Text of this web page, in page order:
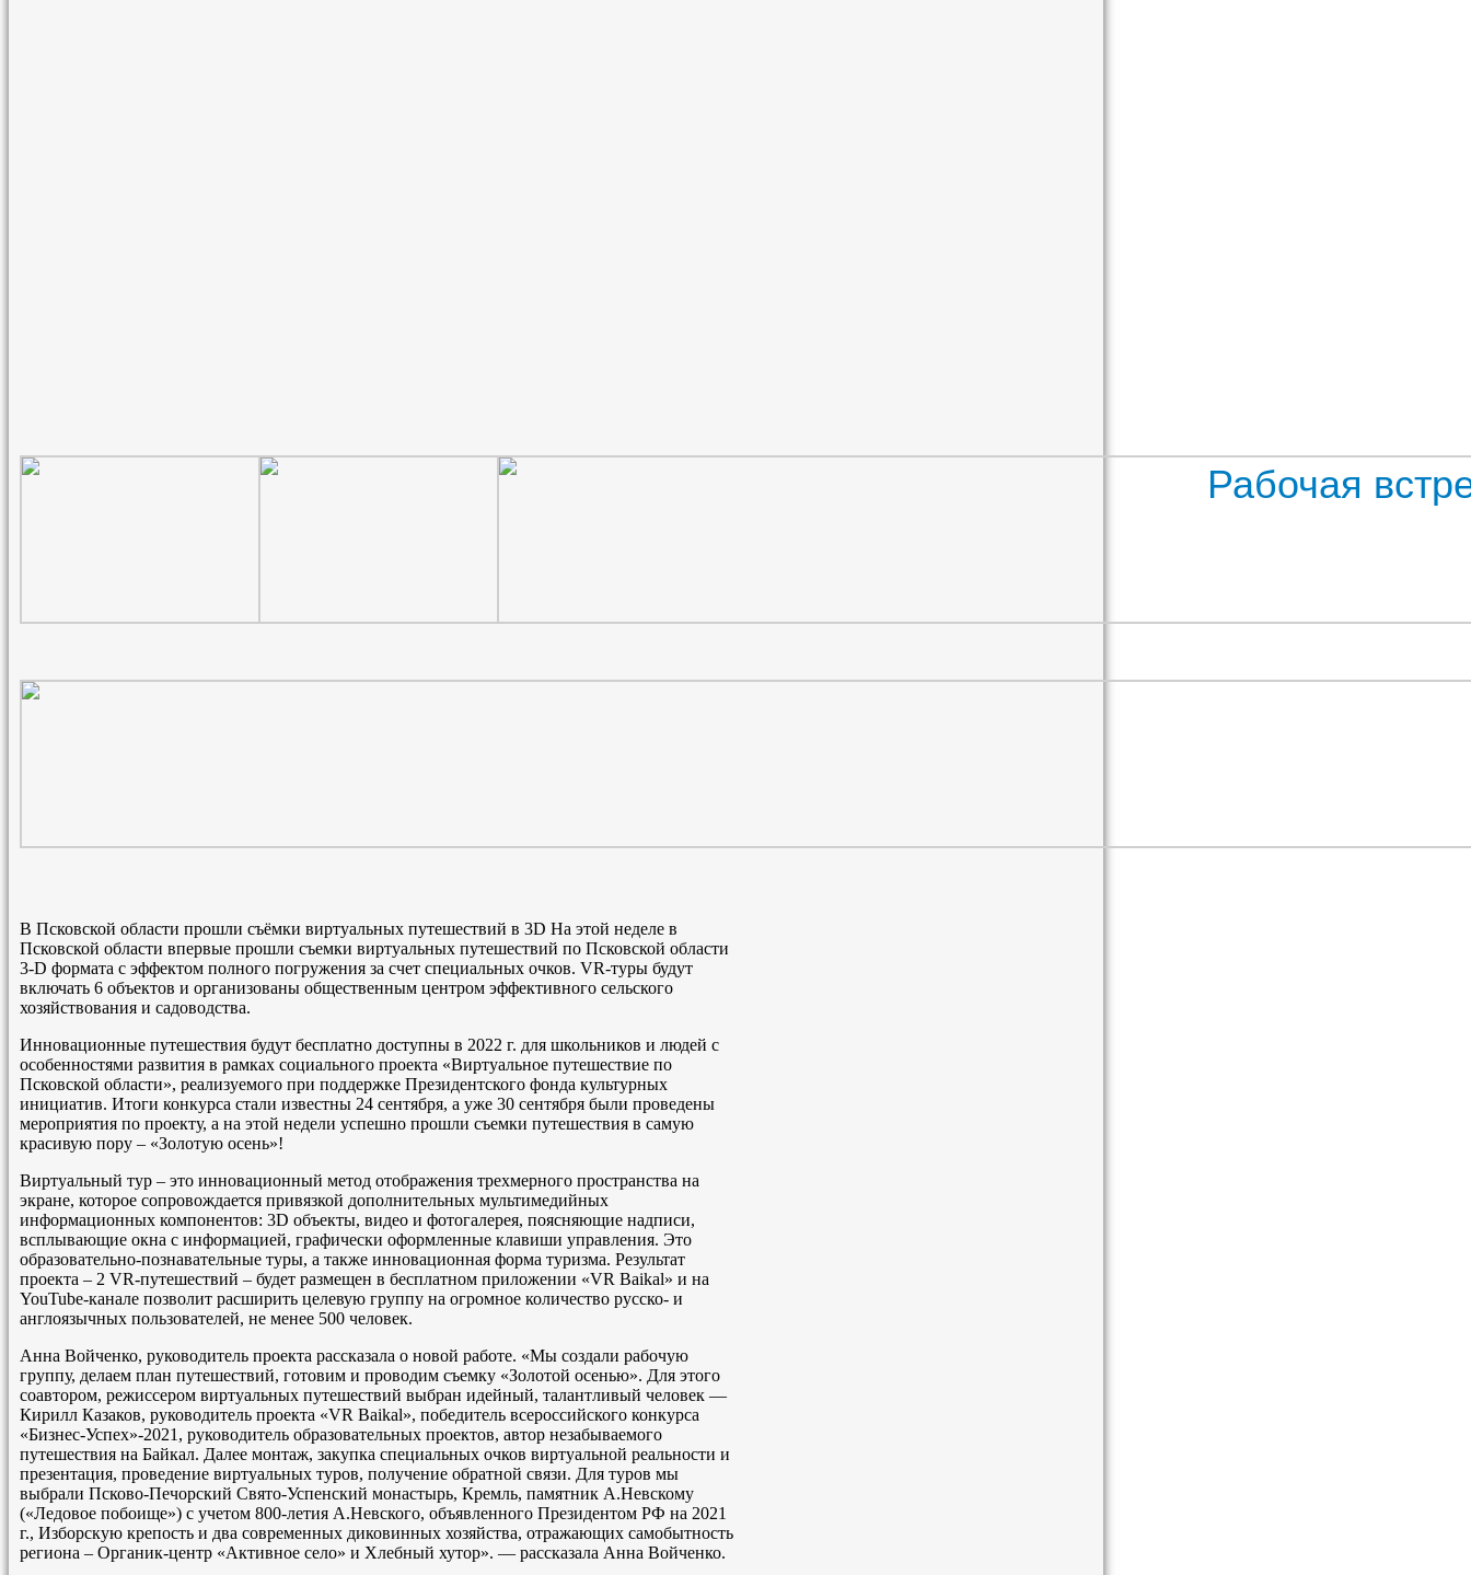
В Псковской области прошли съёмки виртуальных путешествий в 3D На этой неделе в
Псковской области впервые прошли съемки виртуальных путешествий по Псковской области
3-D формата с эффектом полного погружения за счет специальных очков. VR-туры будут
включать 6 объектов и организованы общественным центром эффективного сельского
хозяйствования и садоводства.
Инновационные путешествия будут бесплатно доступны в 2022 г. для школьников и людей с
особенностями развития в рамках социального проекта «Виртуальное путешествие по
Псковской области», реализуемого при поддержке Президентского фонда культурных
инициатив. Итоги конкурса стали известны 24 сентября, а уже 30 сентября были проведены
мероприятия по проекту, а на этой недели успешно прошли съемки путешествия в самую
красивую пору – «Золотую осень»!
Виртуальный тур – это инновационный метод отображения трехмерного пространства на
экране, которое сопровождается привязкой дополнительных мультимедийных
информационных компонентов: 3D объекты, видео и фотогалерея, поясняющие надписи,
всплывающие окна с информацией, графически оформленные клавиши управления. Это
образовательно-познавательные туры, а также инновационная форма туризма. Результат
проекта – 2 VR-путешествий – будет размещен в бесплатном приложении «VR Baikal» и на
YouTube-канале позволит расширить целевую группу на огромное количество русско- и
англоязычных пользователей, не менее 500 человек.
Анна Войченко, руководитель проекта рассказала о новой работе. «Мы создали рабочую
группу, делаем план путешествий, готовим и проводим съемку «Золотой осенью». Для этого
соавтором, режиссером виртуальных путешествий выбран идейный, талантливый человек —
Кирилл Казаков, руководитель проекта «VR Baikal», победитель всероссийского конкурса
«Бизнес-Успех»-2021, руководитель образовательных проектов, автор незабываемого
путешествия на Байкал. Далее монтаж, закупка специальных очков виртуальной реальности и
презентация, проведение виртуальных туров, получение обратной связи. Для туров мы
выбрали Псково-Печорский Свято-Успенский монастырь, Кремль, памятник А.Невскому
(«Ледовое побоище») с учетом 800-летия А.Невского, объявленного Президентом РФ на 2021
г., Изборскую крепость и два современных диковинных хозяйства, отражающих самобытность
региона – Органик-центр «Активное село» и Хлебный хутор». — рассказала Анна Войченко.